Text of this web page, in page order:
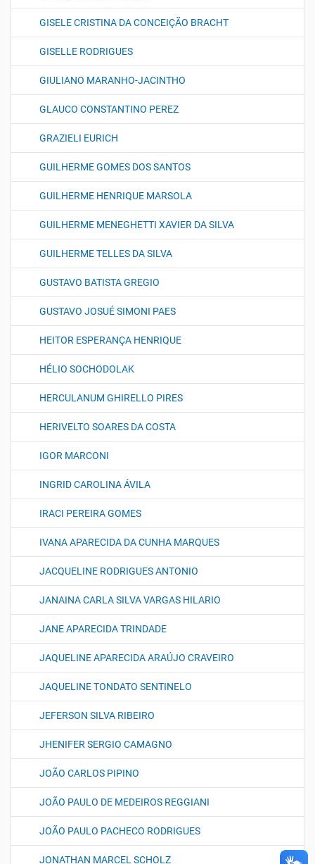
GISELE CRISTINA DA CONCEIÇÃO BRACHT
GISELLE RODRIGUES
GIULIANO MARANHO-JACINTHO
GLAUCO CONSTANTINO PEREZ
GRAZIELI EURICH
GUILHERME GOMES DOS SANTOS
GUILHERME HENRIQUE MARSOLA
GUILHERME MENEGHETTI XAVIER DA SILVA
GUILHERME TELLES DA SILVA
GUSTAVO BATISTA GREGIO
GUSTAVO JOSUÉ SIMONI PAES
HEITOR ESPERANÇA HENRIQUE
HÉLIO SOCHODOLAK
HERCULANUM GHIRELLO PIRES
HERIVELTO SOARES DA COSTA
IGOR MARCONI
INGRID CAROLINA ÁVILA
IRACI PEREIRA GOMES
IVANA APARECIDA DA CUNHA MARQUES
JACQUELINE RODRIGUES ANTONIO
JANAINA CARLA SILVA VARGAS HILARIO
JANE APARECIDA TRINDADE
JAQUELINE APARECIDA ARAÚJO CRAVEIRO
JAQUELINE TONDATO SENTINELO
JEFERSON SILVA RIBEIRO
JHENIFER SERGIO CAMAGNO
JOÃO CARLOS PIPINO
JOÃO PAULO DE MEDEIROS REGGIANI
JOÃO PAULO PACHECO RODRIGUES
JONATHAN MARCEL SCHOLZ